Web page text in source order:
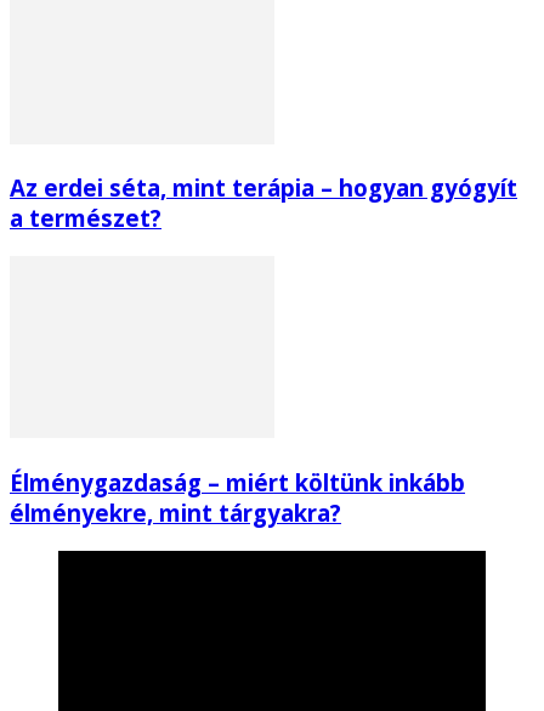
Az erdei séta, mint terápia – hogyan gyógyít
a természet?
Élménygazdaság – miért költünk inkább
élményekre, mint tárgyakra?